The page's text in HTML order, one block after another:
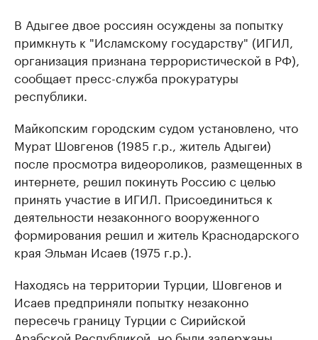
В Адыгее двое россиян осуждены за попытку
примкнуть к "Исламскому государству" (ИГИЛ,
организация признана террористической в РФ),
сообщает пресс-служба прокуратуры
республики.
Майкопским городским судом установлено, что
Мурат Шовгенов (1985 г.р., житель Адыгеи)
после просмотра видеороликов, размещенных в
интернете, решил покинуть Россию с целью
принять участие в ИГИЛ. Присоединиться к
деятельности незаконного вооруженного
формирования решил и житель Краснодарского
края Эльман Исаев (1975 г.р.).
Находясь на территории Турции, Шовгенов и
Исаев предприняли попытку незаконно
пересечь границу Турции с Сирийской